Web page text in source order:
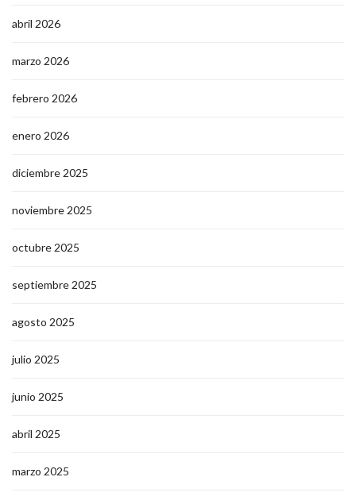
abril 2026
marzo 2026
febrero 2026
enero 2026
diciembre 2025
noviembre 2025
octubre 2025
septiembre 2025
agosto 2025
julio 2025
junio 2025
abril 2025
marzo 2025